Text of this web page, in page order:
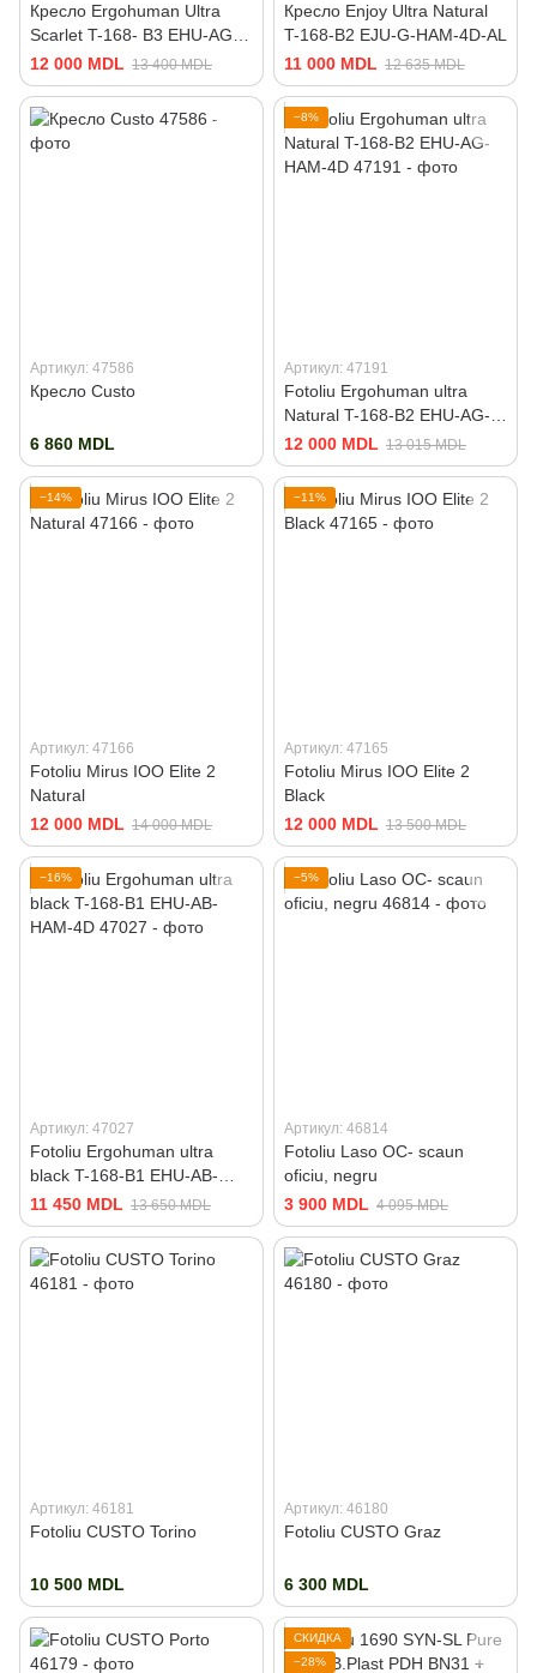
Кресло Ergohuman Ultra
Scarlet T-168- B3 EHU-AG-
HAM-4D сетка/ткань/TILT
12 000 MDL 13 400 MDL
Кресло Enjoy Ultra Natural
T-168-B2 EJU-G-HAM-4D-AL
11 000 MDL 12 635 MDL
Артикул: 47586
Кресло Custo
6 860 MDL
−8%
Артикул: 47191
Fotoliu Ergohuman ultra
Natural T-168-B2 EHU-AG-
HAM-4D
12 000 MDL 13 015 MDL
−14%
Артикул: 47166
Fotoliu Mirus IOO Elite 2
Natural
12 000 MDL 14 000 MDL
−11%
Артикул: 47165
Fotoliu Mirus IOO Elite 2
Black
12 000 MDL 13 500 MDL
−16%
Артикул: 47027
Fotoliu Ergohuman ultra
black T-168-B1 EHU-AB-
HAM-4D
11 450 MDL 13 650 MDL
−5%
Артикул: 46814
Fotoliu Laso OC- scaun
oficiu, negru
3 900 MDL 4 095 MDL
Артикул: 46181
Fotoliu CUSTO Torino
10 500 MDL
Артикул: 46180
Fotoliu CUSTO Graz
6 300 MDL
СКИДКА
−28%